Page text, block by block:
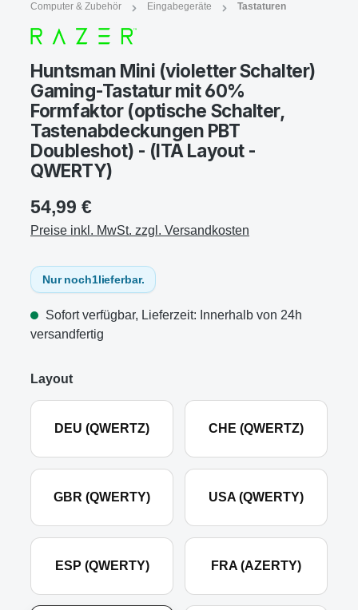
Computer & Zubehör Eingabegeräte Tastaturen
Huntsman Mini (violetter Schalter)
Gaming-Tastatur mit 60%
Formfaktor (optische Schalter,
Tastenabdeckungen PBT
Doubleshot) - (ITA Layout -
QWERTY)
54,99 €
Preise inkl. MwSt. zzgl. Versandkosten
Nur noch1lieferbar.
Sofort verfügbar, Lieferzeit: Innerhalb von 24h
versandfertig
Layout
DEU (QWERTZ) CHE (QWERTZ)
GBR (QWERTY) USA (QWERTY)
ESP (QWERTY) FRA (AZERTY)